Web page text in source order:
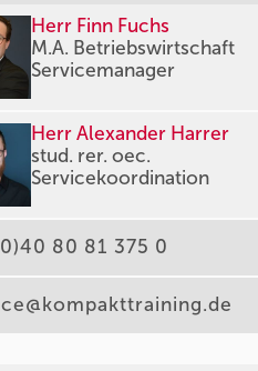
Herr Finn Fuchs
M.A. Betriebswirtschaft
Servicemanager
Herr Alexander Harrer
stud. rer. oec.
Servicekoordination
80 81 375 0